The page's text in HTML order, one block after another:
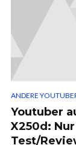
ANDERE
Youtuber
X250d:
Test/